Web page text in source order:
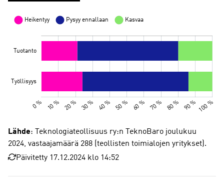
Lähde: Teknologiateollisuus ry:n TeknoBaro joulukuu
2024, vastaajamäärä 288 (teollisten toimialojen yritykset).
Päivitetty 17.12.2024 klo 14:52